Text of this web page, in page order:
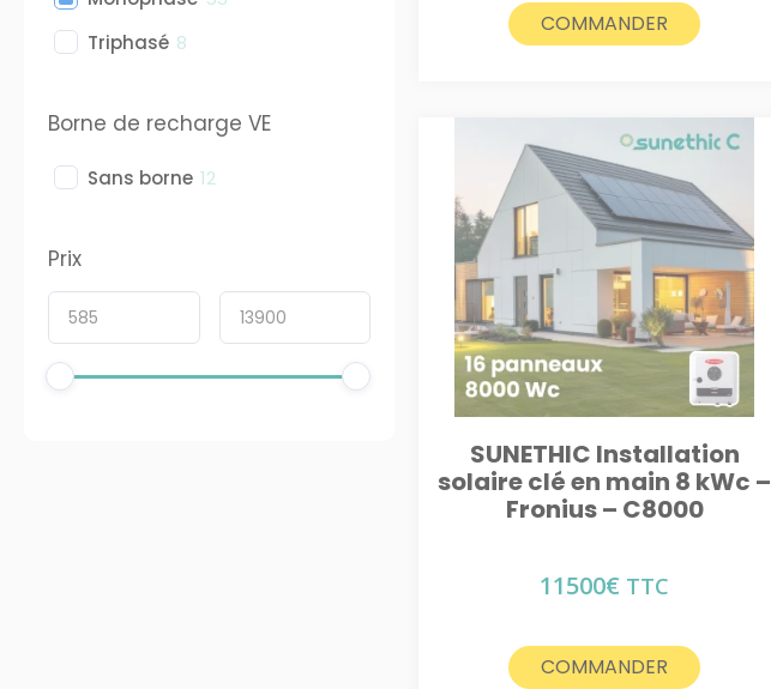
Triphasé 8
Borne de recharge VE
Sans borne 12
Prix
COMMANDER
SUNETHIC Installation
solaire clé en main 8 kWc –
Fronius – C8000
11500€ TTC
COMMANDER